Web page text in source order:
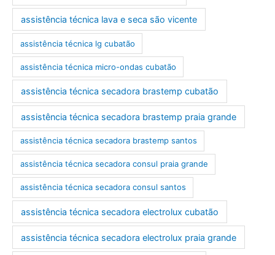
assistência técnica lava e seca são vicente
assistência técnica lg cubatão
assistência técnica micro-ondas cubatão
assistência técnica secadora brastemp cubatão
assistência técnica secadora brastemp praia grande
assistência técnica secadora brastemp santos
assistência técnica secadora consul praia grande
assistência técnica secadora consul santos
assistência técnica secadora electrolux cubatão
assistência técnica secadora electrolux praia grande